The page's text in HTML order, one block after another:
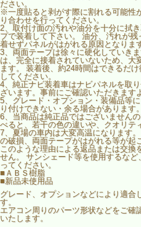
優れているのが魅力。
■最高品質6層構造により、美しさと
格以上のハイクオリティな仕上がりを
※１パーツ１万円程する純正品と比
あります。
■車体側のスイッチや文字・マーク類
おり、違和感を与えずに純正パネル
※一部車種を除く
■裏側には両面テープが施されていま
ープを貼る面倒な作業は要りません。
ださい。
※一度貼ると剥がす際に割れる可能性
り合わせを行ってください。
2、取付け面の汚れや油分を十分に拭
プで装着して下さい。 油分、汚れが
着せずパネルがはがれる原因となりま
3、両面テープは徐々に硬化していき
は、完全に接着されていないため、大
ます。 装着後、約24時間はできるだ
してください。
4、純正ナビ装着車はナビパネルを取
ざいます。事前にご確認いただきます
5、グレード・オプション・装備品等
り付けできない・余る場合があります。
6、当商品は純正品ではございません
べると、若干の色の違いや、クオリテ
7、夏場の車内は大変高温になります
の破損、両面テープがはがれる等が起
このような理由による返品または交換
せん。 サンシェード等を使用するな
ってください。
■ＡＢＳ樹脂
■新品未使用品
グレード、オプションなどにより適合
す。
エアコン周りのパーツ形状などをご確
いたします。